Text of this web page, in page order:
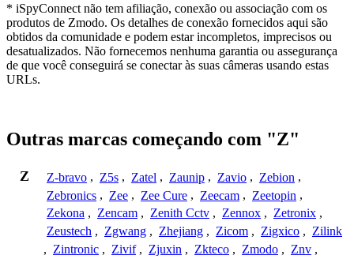
* iSpyConnect não tem afiliação, conexão ou associação com os
produtos de Zmodo. Os detalhes de conexão fornecidos aqui são
obtidos da comunidade e podem estar incompletos, imprecisos ou
desatualizados. Não fornecemos nenhuma garantia ou assegurança
de que você conseguirá se conectar às suas câmeras usando estas
URLs.
Outras marcas começando com "Z"
Z Z-bravo , Z5s , Zatel , Zaunip , Zavio , Zebion ,
Zebronics , Zee , Zee Cure , Zeecam , Zeetopin ,
Zekona , Zencam , Zenith Cctv , Zennox , Zetronix ,
Zeustech , Zgwang , Zhejiang , Zicom , Zigxico , Zilink
, Zintronic , Zivif , Zjuxin , Zkteco , Zmodo , Znv ,